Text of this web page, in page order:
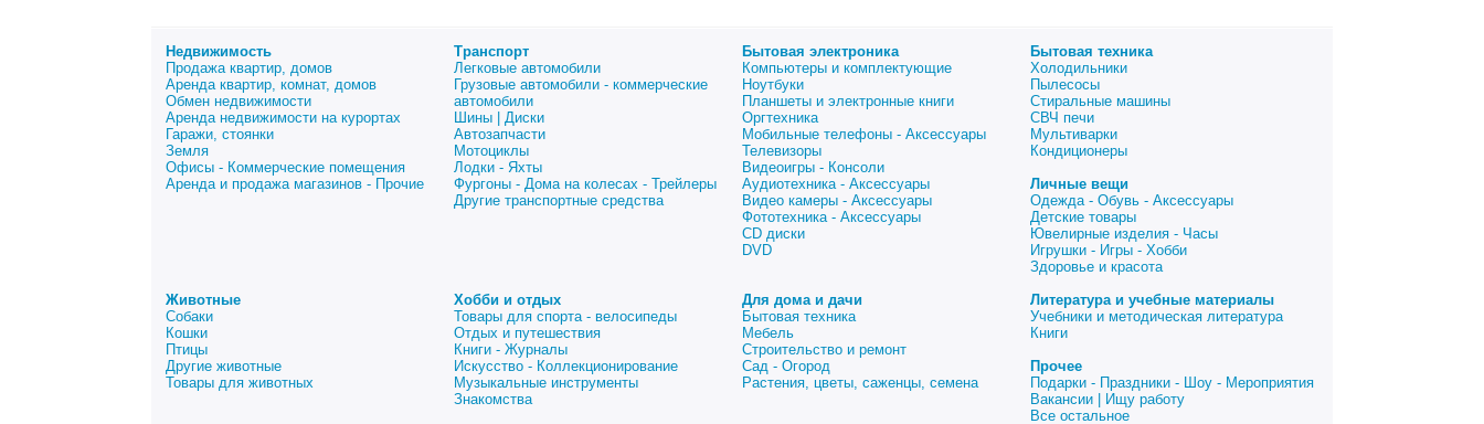
Недвижимость
Продажа квартир, домов
Аренда квартир, комнат, домов
Обмен недвижимости
Аренда недвижимости на курортах
Гаражи, стоянки
Земля
Офисы - Коммерческие помещения
Аренда и продажа магазинов - Прочие
Транспорт
Легковые автомобили
Грузовые автомобили - коммерческие
автомобили
Шины | Диски
Автозапчасти
Мотоциклы
Лодки - Яхты
Фургоны - Дома на колесах - Трейлеры
Другие транспортные средства
Бытовая электроника
Компьютеры и комплектующие
Ноутбуки
Планшеты и электронные книги
Оргтехника
Мобильные телефоны - Аксессуары
Телевизоры
Видеоигры - Консоли
Аудиотехника - Аксессуары
Видео камеры - Аксессуары
Фототехника - Аксессуары
CD диски
DVD
Бытовая техника
Холодильники
Пылесосы
Стиральные машины
СВЧ печи
Мультиварки
Кондиционеры
Личные вещи
Одежда - Обувь - Аксессуары
Детские товары
Ювелирные изделия - Часы
Игрушки - Игры - Хобби
Здоровье и красота
Животные
Собаки
Кошки
Птицы
Другие животные
Товары для животных
Хобби и отдых
Товары для спорта - велосипеды
Отдых и путешествия
Книги - Журналы
Искусство - Коллекционирование
Музыкальные инструменты
Знакомства
Для дома и дачи
Бытовая техника
Мебель
Строительство и ремонт
Сад - Огород
Растения, цветы, саженцы, семена
Литература и учебные материалы
Учебники и методическая литература
Книги
Прочее
Подарки - Праздники - Шоу - Мероприятия
Вакансии | Ищу работу
Все остальное